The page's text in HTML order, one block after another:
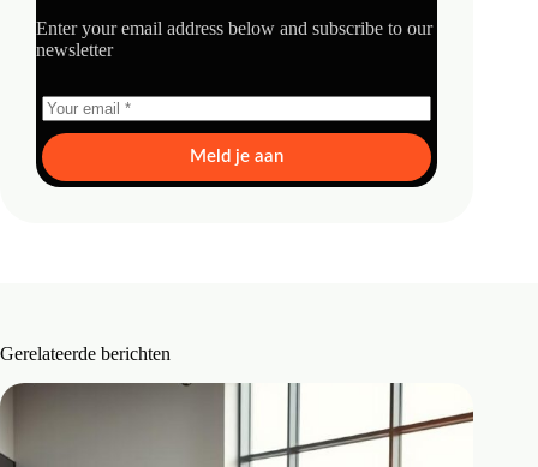
Enter your email address below and subscribe to our
newsletter
Meld je aan
Gerelateerde berichten